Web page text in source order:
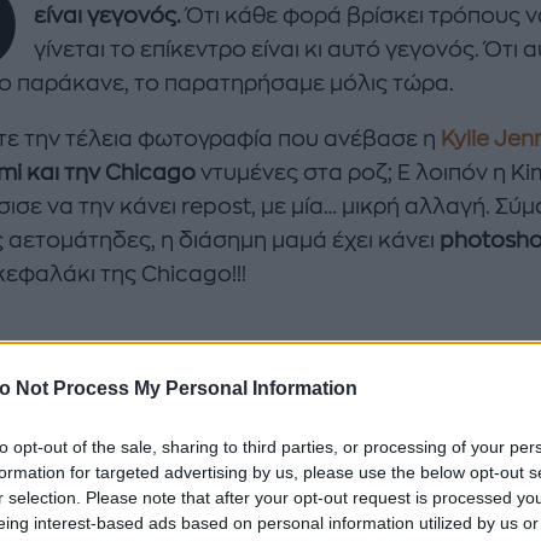
Not Process My Personal Information
opt-out of the sale, sharing to third parties, or processing of your
for targeted advertising by us, please use the below opt-out
selection. Please note that after your opt-out request is processed
interest-based ads based on personal information utilized by us
είναι γεγονός.Ότι κάθε φορά βρίσκει τρόπους
γίνεται το επίκεντρο είναι κι αυτό γεγονός. Ότι
παράκανε, το παρατηρήσαμε μόλις τώρα.
την τέλεια φωτογραφία που ανέβασε η Kylie
και την Chicago ντυμένες στα ροζ; Ε λοιπόν η
να την κάνει repost, με μία… μικρή αλλαγή.
αετομάτηδες, η διάσημη μαμά έχει κάνει
της Chicago!!!
Point of View
ΑΠΟΣΤΟΛΟΠΟΥΛΟΥ
σαλάτα με
A STORY BY KORI
ΔΑΦΝΗ ΚΑΡΑΒΟΚΥΡΗ
έπαθα την πρώτη κρίση
πεθάνω»